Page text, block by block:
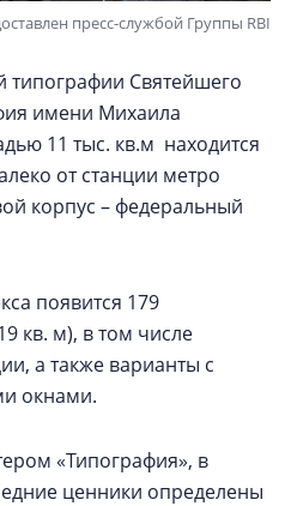
пресс-службой Группы RBI
Святейшего
имени Михаила
11 тыс. кв.м находится
от станции метро
корпус – федеральный
появится 179
кв. м), в том числе
а также варианты с
окнами.
«Типография», в
ценники определены